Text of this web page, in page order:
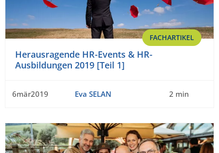
FACHARTIKEL
Herausragende HR-Events & HR-
Ausbildungen 2019 [Teil 1]
6mär2019 Eva SELAN 2 min